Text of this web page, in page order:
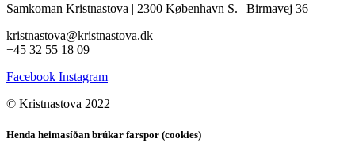
Samkoman Kristnastova | 2300 København S. | Birmavej 36
kristnastova@kristnastova.dk
+45 32 55 18 09
Facebook Instagram
© Kristnastova 2022
Henda heimasíðan brúkar farspor (cookies)